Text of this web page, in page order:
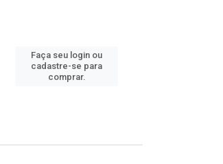
Faça seu login ou
cadastre-se para
comprar.